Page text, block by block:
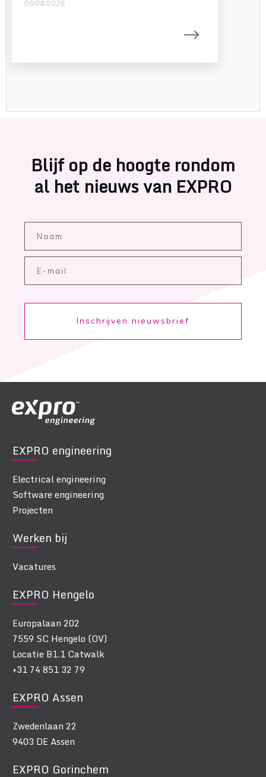
06/08/2026
Blijf op de hoogte rondom
al het nieuws van EXPRO
Inschrijven nieuwsbrief
EXPRO engineering
Electrical engineering
Software engineering
Projecten
Werken bij
Vacatures
EXPRO Hengelo
Europalaan 202
7559 SC Hengelo (OV)
Locatie B1.1 Catwalk
+31 74 851 32 79
EXPRO Assen
Zwedenlaan 22
9403 DE Assen
EXPRO Gorinchem